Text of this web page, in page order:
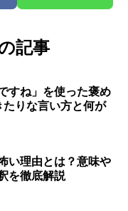
記事
すね」を使った褒め
りな言い方と何が
い理由とは？意味や
を徹底解説